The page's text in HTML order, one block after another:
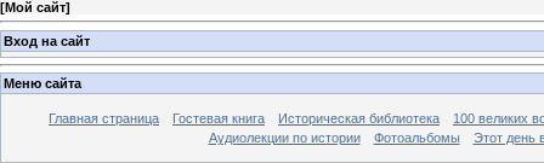
[Мой сайт]
Вход на сайт
Меню сайта
Главная страница Гостевая книга Историческая библиотека
100 великих
Аудиолекции по истории
Фотоальбомы Этот день